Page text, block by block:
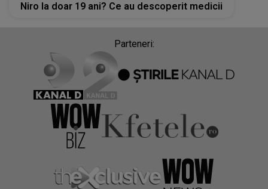
Niro la doar 19 ani? Ce au descoperit medicii
Parteneri: